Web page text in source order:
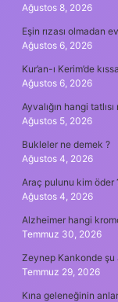
Ağustos 8, 2026
Eşin rızası olmadan
Ağustos 6, 2026
Kur’an-ı Kerim’de
Ağustos 6, 2026
Ayvalığın hangi
Ağustos 5, 2026
Bukleler ne demek ?
Ağustos 4, 2026
Araç pulunu kim öder
Ağustos 4, 2026
Alzheimer hangi
Temmuz 30, 2026
Zeynep Kankonde
Temmuz 29, 2026
Kına geleneğinin